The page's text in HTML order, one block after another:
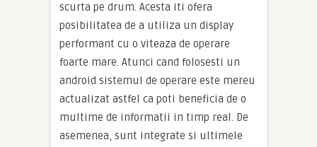
scurta pe drum. Acesta iti ofera
posibilitatea de a utiliza un display
performant cu o viteaza de operare
foarte mare. Atunci cand folosesti un
android sistemul de operare este mereu
actualizat astfel ca poti beneficia de o
multime de informatii in timp real. De
asemenea, sunt integrate si ultimele